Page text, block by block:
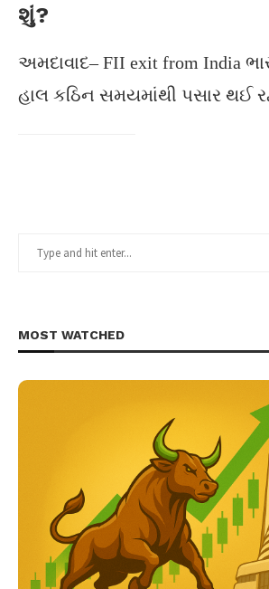
શું?
અમદાવાદ– FII exit from India
હાલ કઠિન સમયમાંથી પસાર થઈ
MOST WATCHED